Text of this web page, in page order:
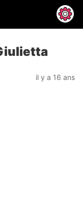
il y a 16 ans